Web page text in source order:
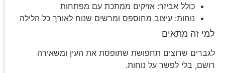
כולל אביזר: אזיקים ממתכת עם מפתחות
נוחות: עיצוב מחוספס ומרשים שנוח לאורך כל הלילה
למי זה מתאים
לגברים שרוצים תחפושת שתופסת את העין ומשאירה
רושם, בלי לפשר על נוחות.